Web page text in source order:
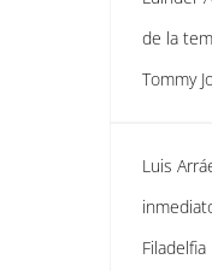
de la
Tommy
Luis
Filadelfia